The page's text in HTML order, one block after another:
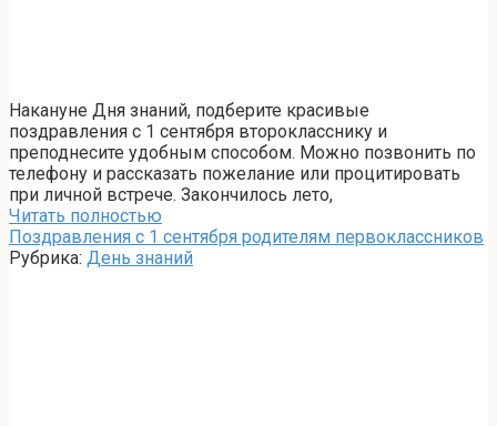
Накануне Дня знаний, подберите красивые
поздравления с 1 сентября второкласснику и
преподнесите удобным способом. Можно позвонить по
телефону и рассказать пожелание или процитировать
при личной встрече. Закончилось лето,
Читать полностью
Поздравления с 1 сентября родителям первоклассников
Рубрика: День знаний